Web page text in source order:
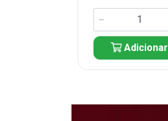
Adicionar